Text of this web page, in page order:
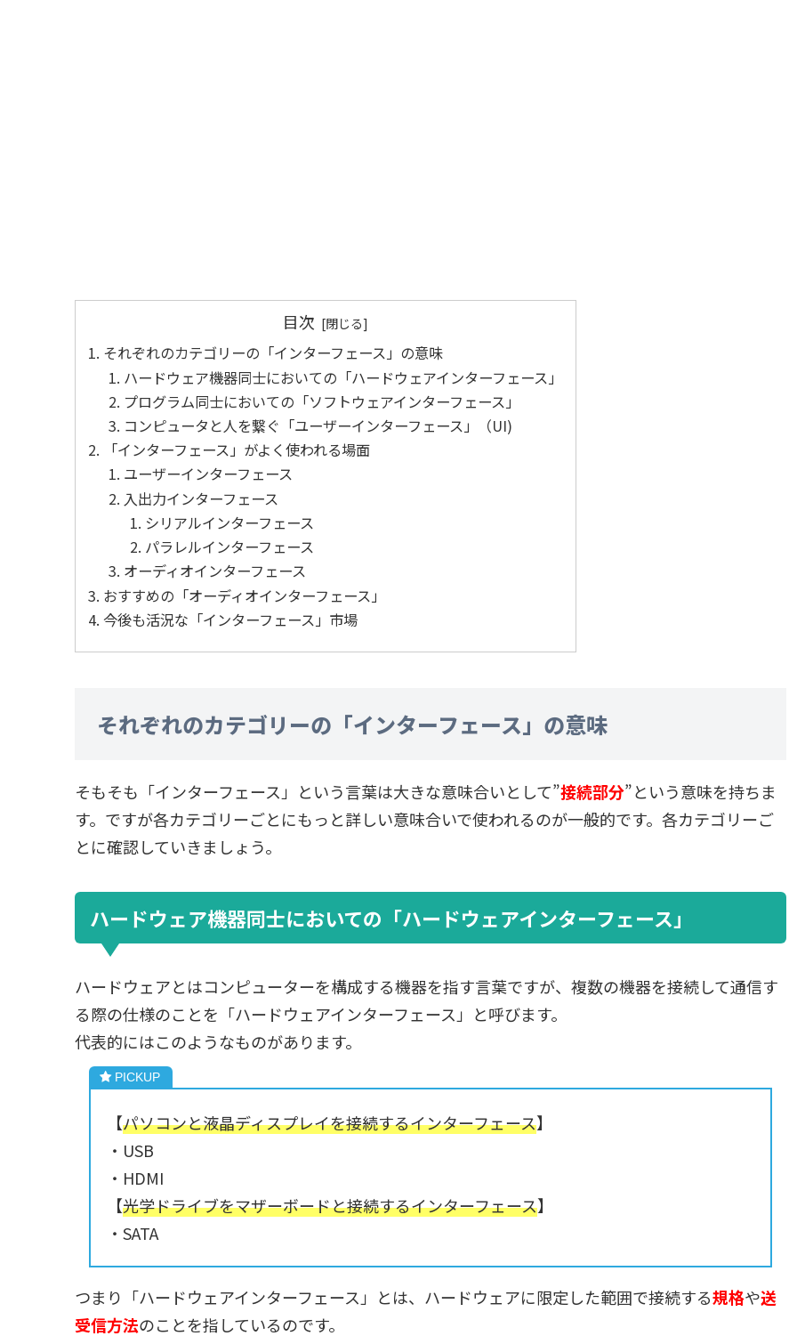
目次
それぞれのカテゴリーの「インターフェース」の意味
ハードウェア機器同士においての「ハードウェアインターフェース」
プログラム同士においての「ソフトウェアインターフェース」
コンピュータと人を繋ぐ「ユーザーインターフェース」（UI)
「インターフェース」がよく使われる場面
ユーザーインターフェース
入出力インターフェース
シリアルインターフェース
パラレルインターフェース
オーディオインターフェース
おすすめの「オーディオインターフェース」
今後も活況な「インターフェース」市場
それぞれのカテゴリーの「インターフェース」の意味
そもそも「インターフェース」という言葉は大きな意味合いとして”接続部分”という意味を持ちま
す。ですが各カテゴリーごとにもっと詳しい意味合いで使われるのが一般的です。各カテゴリーご
とに確認していきましょう。
ハードウェア機器同士においての「ハードウェアインターフェース」
ハードウェアとはコンピューターを構成する機器を指す言葉ですが、複数の機器を接続して通信す
る際の仕様のことを「ハードウェアインターフェース」と呼びます。
代表的にはこのようなものがあります。
【パソコンと液晶ディスプレイを接続するインターフェース】
・USB
・HDMI
【光学ドライブをマザーボードと接続するインターフェース】
・SATA
つまり「ハードウェアインターフェース」とは、ハードウェアに限定した範囲で接続する規格や送
受信方法のことを指しているのです。